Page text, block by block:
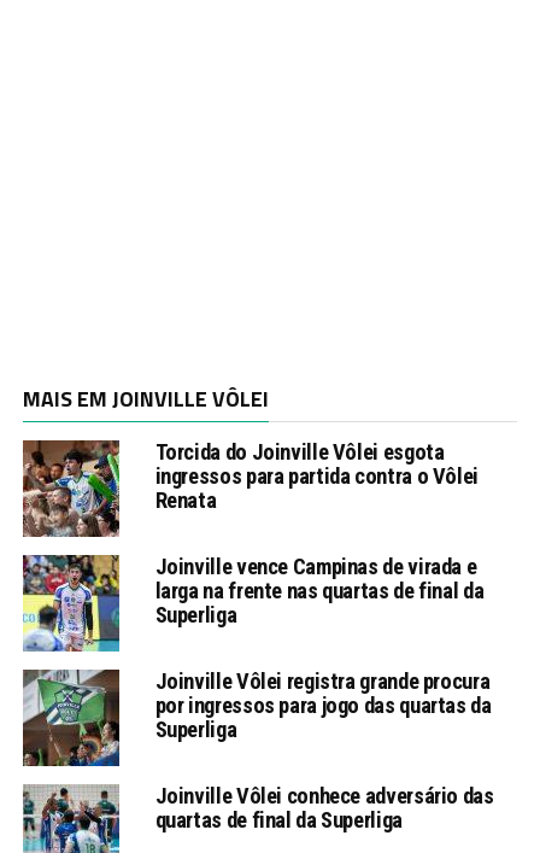
MAIS EM JOINVILLE VÔLEI
Torcida do Joinville Vôlei esgota
ingressos para partida contra o Vôlei
Renata
Joinville vence Campinas de virada e
larga na frente nas quartas de final da
Superliga
Joinville Vôlei registra grande procura
por ingressos para jogo das quartas da
Superliga
Joinville Vôlei conhece adversário das
quartas de final da Superliga